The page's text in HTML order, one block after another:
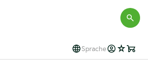
Sprache